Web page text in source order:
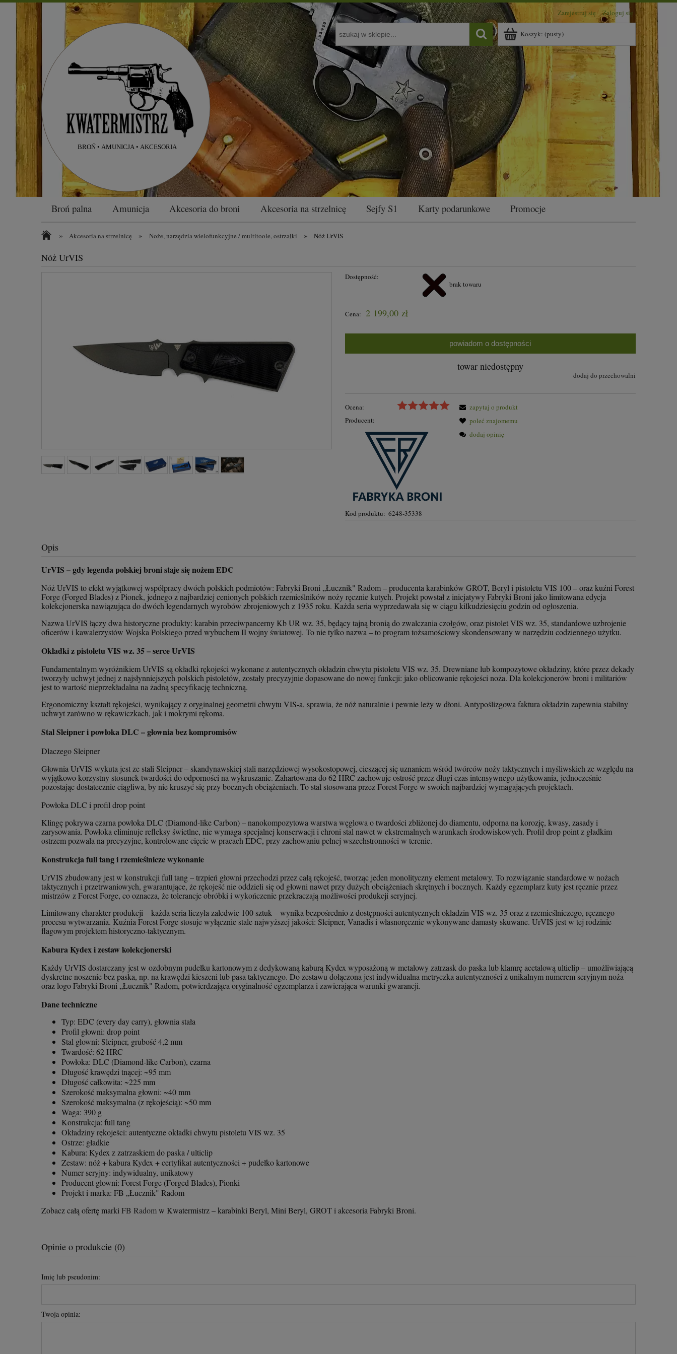
Zarejestruj się Zaloguj się
Koszyk: (pusty)
Broń palna Amunicja Akcesoria do broni Akcesoria na strzelnicę Sejfy S1 Karty podarunkowe Promocje
» Akcesoria na strzelnicę » Noże, narzędzia wielofunkcyjne / multitoole, ostrzałki » Nóż UrVIS
Nóż UrVIS
Dostępność:
brak towaru
Cena: 2 199,00 zł
powiadom o dostępności
towar niedostępny
dodaj do przechowalni
Ocena:
Producent:
Kod produktu: 6248-35338
zapytaj o produkt
poleć znajomemu
dodaj opinię
Opis
UrVIS – gdy legenda polskiej broni staje się nożem EDC
Nóż UrVIS to efekt wyjątkowej współpracy dwóch polskich podmiotów: Fabryki Broni „Łucznik" Radom – producenta karabinków GROT, Beryl i pistoletu VIS 100 – oraz kuźni Forest
Forge (Forged Blades) z Pionek, jednego z najbardziej cenionych polskich rzemieślników noży ręcznie kutych. Projekt powstał z inicjatywy Fabryki Broni jako limitowana edycja
kolekcjonerska nawiązująca do dwóch legendаrnych wyrobów zbrojeniowych z 1935 roku. Każda seria wyprzedawała się w ciągu kilkudziesięciu godzin od ogłoszenia.
Nazwa UrVIS łączy dwa historyczne produkty: karabin przeciwpancerny Kb UR wz. 35, będący tajną bronią do zwalczania czołgów, oraz pistolet VIS wz. 35, standardowe uzbrojenie
oficerów i kawalerzystów Wojska Polskiego przed wybuchem II wojny światowej. To nie tylko nazwa – to program tożsamościowy skondensowany w narzędziu codziennego użytku.
Okładki z pistoletu VIS wz. 35 – serce UrVIS
Fundamentalnym wyróżnikiem UrVIS są okładki rękojeści wykonane z autentycznych okładzin chwytu pistoletu VIS wz. 35. Drewniane lub kompozytowe okładziny, które przez dekady
tworzyły uchwyt jednej z najsłynniejszych polskich pistoletów, zostały precyzyjnie dopasowane do nowej funkcji: jako oblicowanie rękojeści noża. Dla kolekcjonerów broni i militariów
jest to wartość nieprzekładalna na żadną specyfikację techniczną.
Ergonomiczny kształt rękojeści, wynikający z oryginalnej geometrii chwytu VIS-a, sprawia, że nóż naturalnie i pewnie leży w dłoni. Antypoślizgowa faktura okładzin zapewnia stabilny
uchwyt zarówno w rękawiczkach, jak i mokrymi rękoma.
Stal Sleipner i powłoka DLC – głownia bez kompromisów
Dlaczego Sleipner
Głownia UrVIS wykuta jest ze stali Sleipner – skandynawskiej stali narzędziowej wysokostopowej, cieszącej się uznaniem wśród twórców noży taktycznych i myśliwskich ze względu na
wyjątkowo korzystny stosunek twardości do odporności na wykruszanie. Zahartowana do 62 HRC zachowuje ostrość przez długi czas intensywnego użytkowania, jednocześnie
pozostając dostatecznie ciągliwa, by nie kruszyć się przy bocznych obciążeniach. To stal stosowana przez Forest Forge w swoich najbardziej wymagających projektach.
Powłoka DLC i profil drop point
Klingę pokrywa czarna powłoka DLC (Diamond-like Carbon) – nanokompozytowa warstwa węglowa o twardości zbliżonej do diamentu, odporna na korozję, kwasy, zasady i
zarysowania. Powłoka eliminuje refleksy świetlne, nie wymaga specjalnej konserwacji i chroni stal nawet w ekstremalnych warunkach środowiskowych. Profil drop point z gładkim
ostrzem pozwala na precyzyjne, kontrolowane cięcie w pracach EDC, przy zachowaniu pełnej wszechstronności w terenie.
Konstrukcja full tang i rzemieślnicze wykonanie
UrVIS zbudowany jest w konstrukcji full tang – trzpień głowni przechodzi przez całą rękojeść, tworząc jeden monolityczny element metalowy. To rozwiązanie standardowe w nożach
taktycznych i przetrwaniowych, gwarantujące, że rękojeść nie oddzieli się od głowni nawet przy dużych obciążeniach skrętnych i bocznych. Każdy egzemplarz kuty jest ręcznie przez
mistrzów z Forest Forge, co oznacza, że tolerancje obróbki i wykończenie przekraczają możliwości produkcji seryjnej.
Limitowany charakter produkcji – każda seria liczyła zaledwie 100 sztuk – wynika bezpośrednio z dostępności autentycznych okładzin VIS wz. 35 oraz z rzemieślniczego, ręcznego
procesu wytwarzania. Kuźnia Forest Forge stosuje wyłącznie stale najwyższej jakości: Sleipner, Vanadis i własnoręcznie wykonywane damasty skuwane. UrVIS jest w tej rodzinie
flagowym projektem historyczno-taktycznym.
Kabura Kydex i zestaw kolekcjonerski
Każdy UrVIS dostarczany jest w ozdobnym pudełku kartonowym z dedykowaną kaburą Kydex wyposażoną w metalowy zatrzask do paska lub klamrę acetalową ulticlip – umożliwiającą
dyskretne noszenie bez paska, np. na krawędzi kieszeni lub pasa taktycznego. Do zestawu dołączona jest indywidualna metryczka autentyczności z unikalnym numerem seryjnym noża
oraz logo Fabryki Broni „Łucznik" Radom, potwierdzająca oryginalność egzemplarza i zawierająca warunki gwarancji.
Dane techniczne
Typ: EDC (every day carry), głownia stała
Profil głowni: drop point
Stal głowni: Sleipner, grubość 4,2 mm
Twardość: 62 HRC
Powłoka: DLC (Diamond-like Carbon), czarna
Długość krawędzi tnącej: ~95 mm
Długość całkowita: ~225 mm
Szerokość maksymalna głowni: ~40 mm
Szerokość maksymalna (z rękojeścią): ~50 mm
Waga: 390 g
Konstrukcja: full tang
Okładziny rękojeści: autentyczne okładki chwytu pistoletu VIS wz. 35
Ostrze: gładkie
Kabura: Kydex z zatrzaskiem do paska / ulticlip
Zestaw: nóż + kabura Kydex + certyfikat autentyczności + pudełko kartonowe
Numer seryjny: indywidualny, unikatowy
Producent głowni: Forest Forge (Forged Blades), Pionki
Projekt i marka: FB „Łucznik" Radom
Zobacz całą ofertę marki FB Radomw Kwatermistrz – karabinki Beryl, Mini Beryl, GROT i akcesoria Fabryki Broni.
Opinie o produkcie (0)
Imię lub pseudonim:
Twoja opinia: